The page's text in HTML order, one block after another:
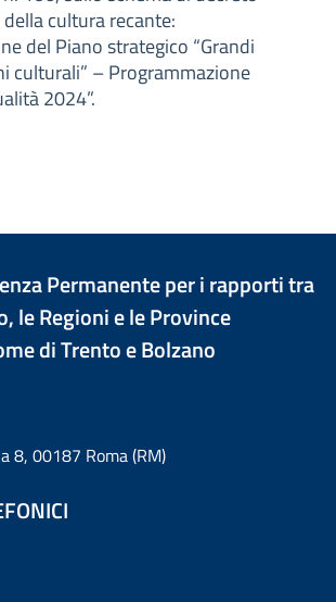
cultura recante:
del Piano strategico “Grandi
culturali” – Programmazione
2024”.
Permanente per i rapporti tra
le Regioni e le Province
di Trento e Bolzano
8, 00187 Roma (RM)